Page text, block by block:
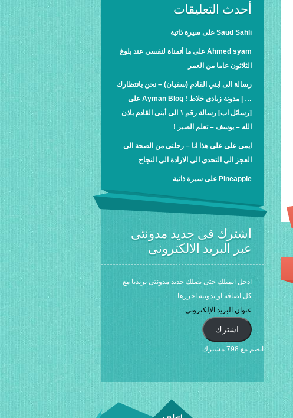
أحدث التعليقات
Saud Sahli على سيرة ذاتية
Ahmed syam على ما أتمناة لنفسي عند بلوغ
الثلاثون عاما من العمر
رسالة الى ابني القادم (سفيان) – نحن بانتظارك
… | مدونة زبادى خلاط ! Ayman Blog
على
[رسائل اب] رسالة رقم ١ الى أبنى القادم باذن
الله – يوسف – تعلم الصبر !
ايمى على على هذا انا – رحلتى من الصحة الى
العجز الى التحدى الى الارادة الى النجاح
Pineapple على سيرة ذاتية
اشترك فى جديد مدونتى
عبر البريد الالكترونى
ادخل ايميلك حتى يصلك جديد مدونتى بريديا مع
كل اضافه او تدوينه احررها
عنوان
البريد
الإلكتروني
اشترك
انضم مع 798 مشترك